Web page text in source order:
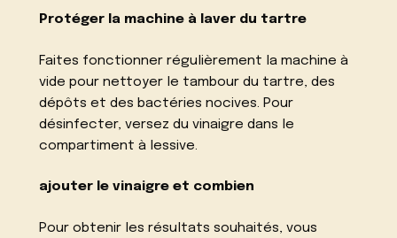
Protéger la machine à laver du tartre
Faites fonctionner régulièrement la machine à
vide pour nettoyer le tambour du tartre, des
dépôts et des bactéries nocives. Pour
désinfecter, versez du vinaigre dans le
compartiment à lessive.
ajouter le vinaigre et combien
Pour obtenir les résultats souhaités, vous